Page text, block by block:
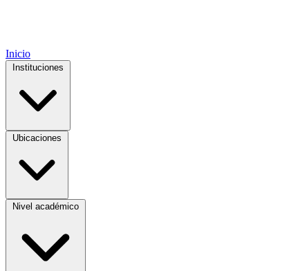
Inicio
Instituciones
Ubicaciones
Nivel académico